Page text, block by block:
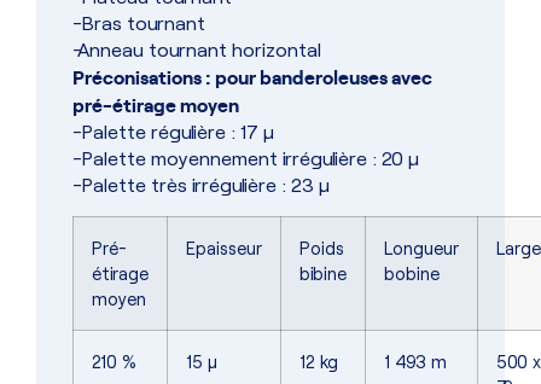
-Bras tournant
-Anneau tournant horizontal
Préconisations : pour banderoleuses avec
pré-étirage moyen
-Palette régulière : 17 µ
-Palette moyennement irrégulière : 20 µ
-Palette très irrégulière : 23 µ
Pré-
étirage
moyen
Epaisseur
Poids
bibine
Longueur
bobine
210 % 15 µ 12 kg 1 493 m
500 x